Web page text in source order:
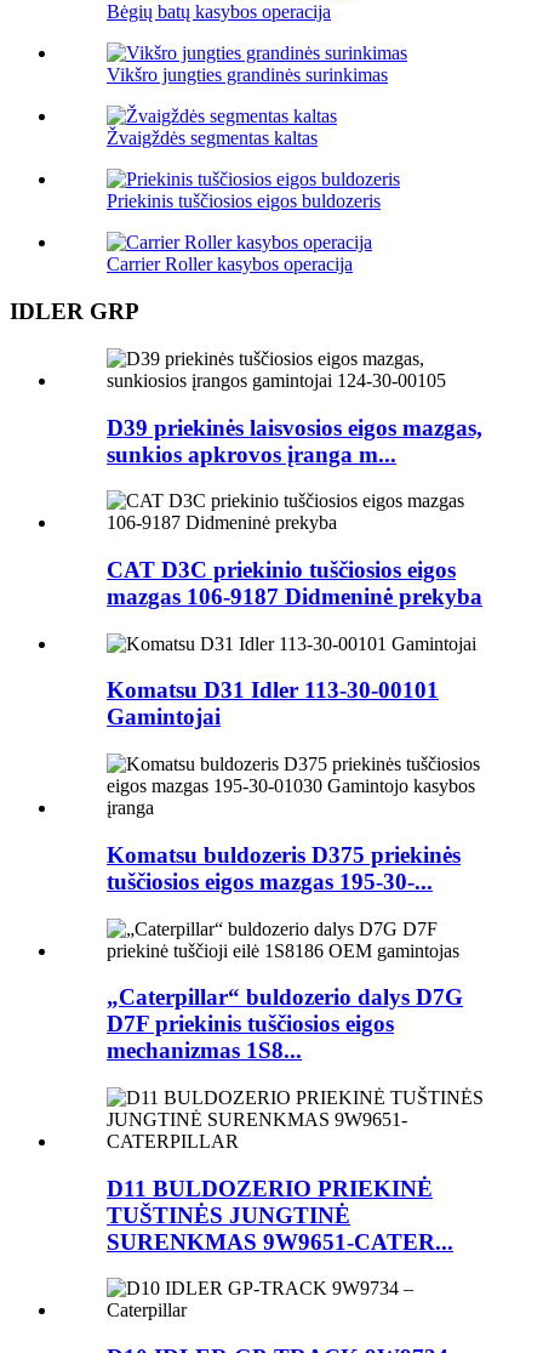
Bėgių batų kasybos operacija
Vikšro jungties grandinės surinkimas
Žvaigždės segmentas kaltas
Priekinis tuščiosios eigos buldozeris
Carrier Roller kasybos operacija
IDLER GRP
D39 priekinės laisvosios eigos mazgas,
sunkios apkrovos įranga m...
CAT D3C priekinio tuščiosios eigos
mazgas 106-9187 Didmeninė prekyba
Komatsu D31 Idler 113-30-00101
Gamintojai
Komatsu buldozeris D375 priekinės
tuščiosios eigos mazgas 195-30-...
„Caterpillar“ buldozerio dalys D7G
D7F priekinis tuščiosios eigos
mechanizmas 1S8...
D11 BULDOZERIO PRIEKINĖ
TUŠTINĖS JUNGTINĖ
SURENKMAS 9W9651-CATER...